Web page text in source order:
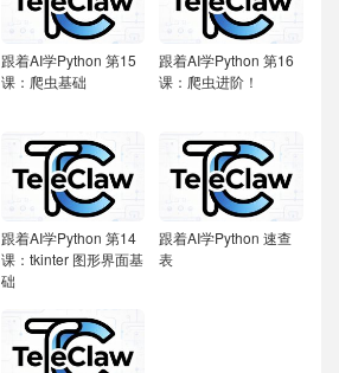
跟着AI学Python第15
课：爬虫基础
跟着AI学Python第16
课：爬虫进阶！
跟着AI学Python第14
课：tkinter 图形界面基
础
跟着AI学Python速查
表